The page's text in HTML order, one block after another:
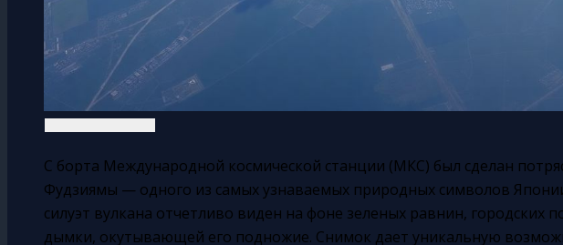
С борта Международной космической станции (МКС) был сделан
Фудзиямы — одного из самых узнаваемых природных символов
силуэт вулкана отчетливо виден на фоне зеленых равнин, городских
дымки, окутывающей его подножие. Снимок дает уникальную